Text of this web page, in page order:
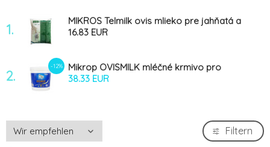
1.
MIKROS Telmilk ovis mlieko pre jahňatá a
kozľatá 3 kg
16.83 EUR
2.
-12%
Mikrop OVISMILK mléčné krmivo pro
jehňata/kůzlata 6kg
38.33 EUR
Filtern